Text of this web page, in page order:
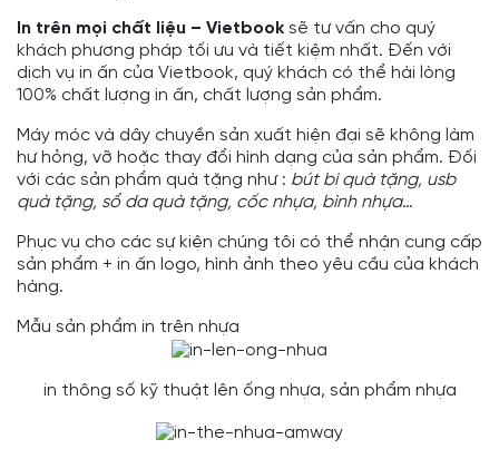
In trên mọi chất liệu – Vietbook sẽ tư vấn cho quý
khách phương pháp tối ưu và tiết kiệm nhất. Đến với
dịch vụ in ấn của Vietbook, quý khách có thể hài lòng
100% chất lượng in ấn, chất lượng sản phẩm.
Máy móc và dây chuyền sản xuất hiện đại sẽ không làm
hư hỏng, vỡ hoặc thay đổi hình dạng của sản phẩm. Đối
với các sản phẩm quà tặng như : bút bi quà tặng, usb
quà tặng, sổ da quà tặng, cốc nhựa, bình nhựa…
Phục vụ cho các sự kiện chúng tôi có thể nhận cung cấp
sản phẩm + in ấn logo, hình ảnh theo yêu cầu của khách
hàng.
Mẫu sản phẩm in trên nhựa
in thông số kỹ thuật lên ống nhựa, sản phẩm nhựa